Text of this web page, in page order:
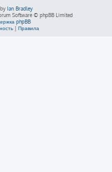
Ian Bradley
Software © phpBB Limited
phpBB
| Правила